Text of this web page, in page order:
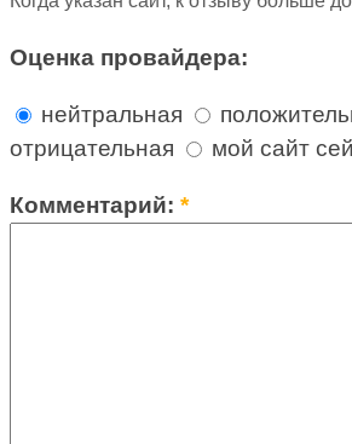
Оценка провайдера:
нейтральная
отрицательная
мой сайт
Комментарий:*